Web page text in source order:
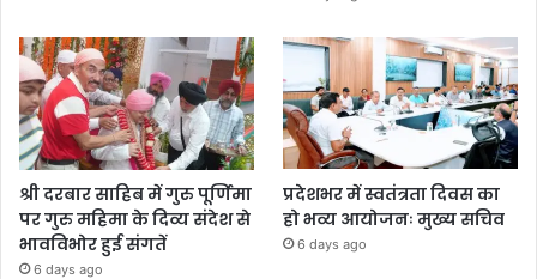
श्री दरबार साहिब में गुरु पूर्णिमा
पर गुरु महिमा के दिव्य संदेश से
भावविभोर हुई संगतें
6 days ago
प्रदेशभर में स्वतंत्रता दिवस का
हो भव्य आयोजनः मुख्य सचिव
6 days ago